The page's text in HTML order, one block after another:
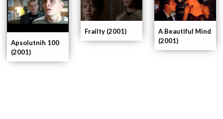
A Beautiful Mind
(2001)
Frailty (2001)
Apsolutnih 100
(2001)